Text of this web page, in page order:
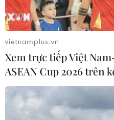
Không ban hành
lưu thông hàng hóa,
13/09/2021 10:20
Phó Thủ tướng yêu cầu
phối hợp, làm việc cụ thể
vietnamplus.vn
Xem trực tiếp Việt
ASEAN Cup 2026 trên